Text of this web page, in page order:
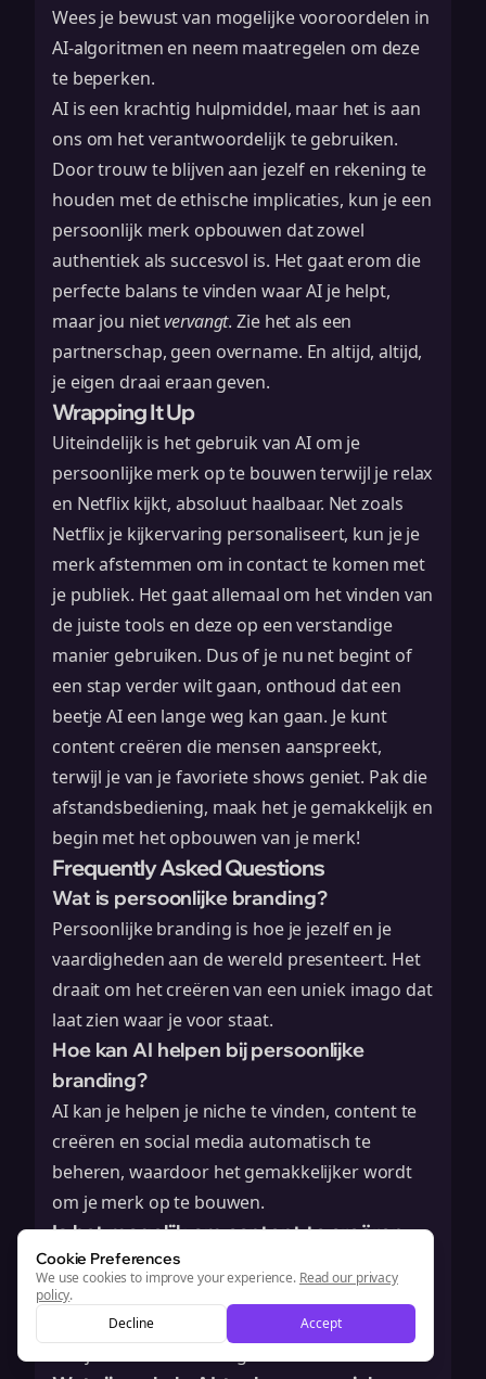
Wees je bewust van mogelijke vooroordelen in
AI-algoritmen en neem maatregelen om deze
te beperken.
AI is een krachtig hulpmiddel, maar het is aan
ons om het verantwoordelijk te gebruiken.
Door trouw te blijven aan jezelf en rekening te
houden met de ethische implicaties, kun je een
persoonlijk merk opbouwen dat zowel
authentiek als succesvol is. Het gaat erom die
perfecte balans te vinden waar AI je helpt,
maar jou nietvervangt. Zie het als een
partnerschap, geen overname. En altijd, altijd,
je eigen draai eraan geven.
Wrapping It Up
Uiteindelijk is het gebruik van AI om je
persoonlijke merk op te bouwen terwijl je relax
en Netflix kijkt, absoluut haalbaar. Net zoals
Netflix je kijkervaring personaliseert, kun je je
merk afstemmen om in contact te komen met
je publiek. Het gaat allemaal om het vinden van
de juiste tools en deze op een verstandige
manier gebruiken. Dus of je nu net begint of
een stap verder wilt gaan, onthoud dat een
beetje AI een lange weg kan gaan. Je kunt
content creëren die mensen aanspreekt,
terwijl je van je favoriete shows geniet. Pak die
afstandsbediening, maak het je gemakkelijk en
begin met het opbouwen van je merk!
Frequently Asked Questions
Wat is persoonlijke branding?
Persoonlijke branding is hoe je jezelf en je
vaardigheden aan de wereld presenteert. Het
draait om het creëren van een uniek imago dat
laat zien waar je voor staat.
Hoe kan AI helpen bij persoonlijke
branding?
AI kan je helpen je niche te vinden, content te
creëren en social media automatisch te
beheren, waardoor het gemakkelijker wordt
om je merk op te bouwen.
Is het mogelijk om content te creëren
terwijl je Netflix kijkt?
Ja! Je kunt AI-tools gebruiken om ideeën te
genereren of content te bewerken terwijl je
Cookie Preferences
We use cookies to improve your experience. Read our privacy
policy.
Decline
Accept